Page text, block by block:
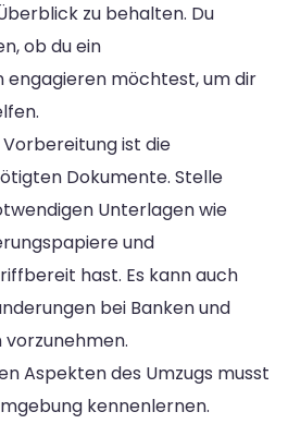
zu behalten. Du
ob du ein
engagieren möchtest, um dir
ist die
Dokumente. Stelle
Unterlagen wie
und
hast. Es kann auch
bei Banken und
Aspekten des Umzugs musst
kennenlernen.